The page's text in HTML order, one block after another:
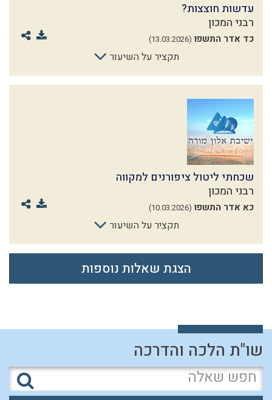
עדשות חוצצות?
רבני המכון
כד אדר התשפו (13.03.2026)
תקציר על השיעור
שכחתי ליטול ציפורנים למקווה
רבני המכון
כא אדר התשפו (10.03.2026)
תקציר על השיעור
הצגת שאלות נוספות
שו"ת הלכה והדרכה